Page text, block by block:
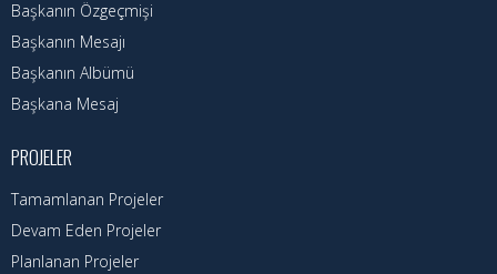
Faaliyet Raporu
Başvuru Rehberi
Meclis Kararları
İhale İlanları
Vefat Edenler
Başkanın Özgeçmişi
Başkanın Mesajı
Başkanın Albümü
Başkana Mesaj
PROJELER
Tamamlanan Projeler
Devam Eden Projeler
Planlanan Projeler